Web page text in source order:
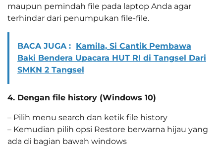
maupun pemindah file pada laptop Anda agar
terhindar dari penumpukan file-file.
BACA JUGA : Kamila, Si Cantik Pembawa
Baki Bendera Upacara HUT RI di Tangsel Dari
SMKN 2 Tangsel
4. Dengan file history (Windows 10)
– Pilih menu search dan ketik file history
– Kemudian pilih opsi Restore berwarna hijau yang
ada di bagian bawah windows